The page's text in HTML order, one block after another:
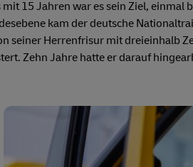
mit 15 Jahren war es sein Ziel,
kam der deutsche
seiner Herrenfrisur mit dreieinhalb
Zehn Jahre hatte er darauf